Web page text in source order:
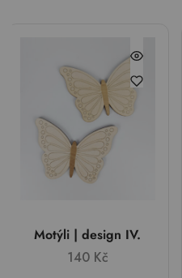
Motýli | design IV.
140 Kč